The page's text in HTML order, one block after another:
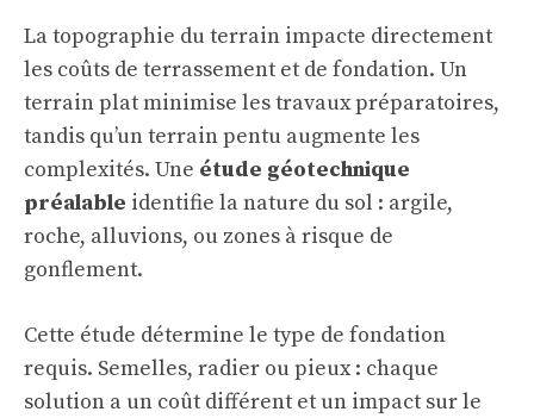
La topographie du terrain impacte directement
les coûts de terrassement et de fondation. Un
terrain plat minimise les travaux préparatoires,
tandis qu’un terrain pentu augmente les
complexités. Une étude géotechnique
préalable identifie la nature du sol : argile,
roche, alluvions, ou zones à risque de
gonflement.
Cette étude détermine le type de fondation
requis. Semelles, radier ou pieux : chaque
solution a un coût différent et un impact sur le